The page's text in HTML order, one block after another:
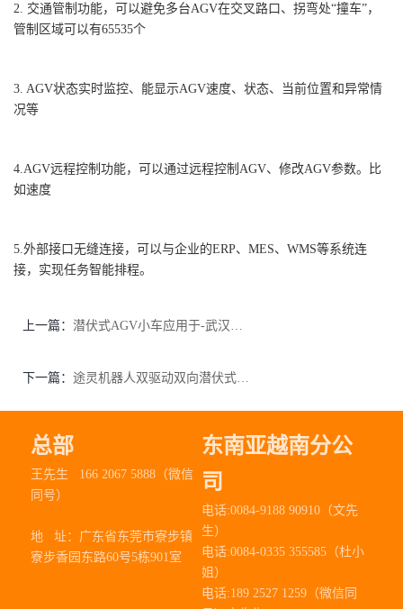
2. 交通管制功能，可以避免多台AGV在交叉路口、拐弯处“撞车”，
管制区域可以有65535个
3. AGV状态实时监控、能显示AGV速度、状态、当前位置和异常情
况等
4.AGV远程控制功能，可以通过远程控制AGV、修改AGV参数。比
如速度
5.外部接口无缝连接，可以与企业的ERP、MES、WMS等系统连
接，实现任务智能排程。
上一篇： 潜伏式AGV小车应用于-武汉日精汽车配件厂解决方案
下一篇： 途灵机器人双驱动双向潜伏式AGV天津航天应用方案
总部
王先生 166 2067 5888（微信
同号）
地 址： 广东省东莞市寮步镇
寮步香园东路60号5栋901室
东南亚越南分公
司
电话:0084-9188 90910（文先
生）
电话:0084-0335 355585（杜小
姐）
电话:189 2527 1259（微信同